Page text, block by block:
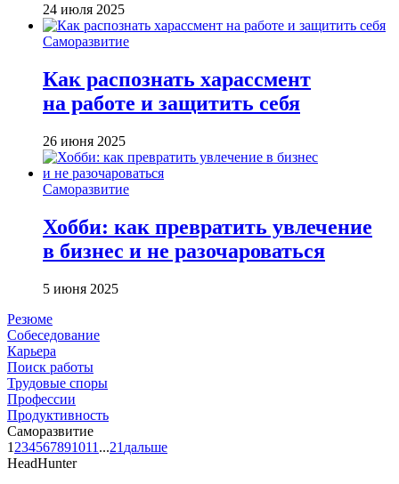
24 июля 2025
Саморазвитие
Как распознать харассмент
на работе и защитить себя
26 июня 2025
Саморазвитие
Хобби: как превратить увлечение
в бизнес и не разочароваться
5 июня 2025
Резюме
Собеседование
Карьера
Поиск работы
Трудовые споры
Профессии
Продуктивность
Саморазвитие
1 234567891011 ...21 дальше
HeadHunter